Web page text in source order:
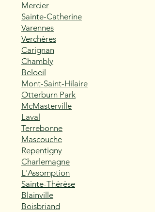
Mercier
Sainte-Catherine
Varennes
Verchères
Carignan
Chambly
Beloeil
Mont-Saint-Hilaire
Otterburn Park
McMasterville
Laval
Terrebonne
Mascouche
Repentigny
Charlemagne
L'Assomption
Sainte-Thérèse
Blainville
Boisbriand